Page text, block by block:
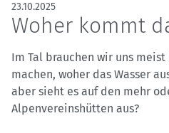
23.10.2025
Woher kommt
Im Tal brauchen wir uns meist
machen, woher das Wasser
aber sieht es auf den mehr
Alpenvereinshütten aus?